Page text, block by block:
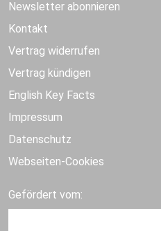
Newsletter abonnieren
Kontakt
Vertrag widerrufen
Vertrag kündigen
English Key Facts
Impressum
Datenschutz
Webseiten-Cookies
Gefördert vom: